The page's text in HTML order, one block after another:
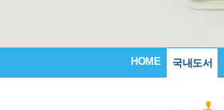
HOME 국내도서